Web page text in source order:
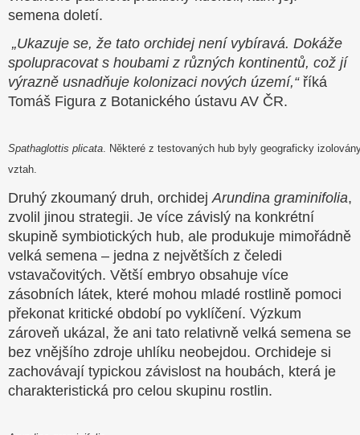
semena doletí.
„Ukazuje se, že tato orchidej není vybíravá. Dokáže
spolupracovat s houbami z různých kontinentů, což jí
výrazně usnadňuje kolonizaci nových území,“říká
Tomáš Figura z Botanického ústavu AV ČR.
Spathaglottis plicata . Některé z testovaných hub byly geograficky
vztah.
Druhý zkoumaný druh, orchidejArundina graminifolia,
zvolil jinou strategii. Je více závislý na konkrétní
skupině symbiotických hub, ale produkuje mimořádně
velká semena – jedna z největších z čeledi
vstavačovitých. Větší embryo obsahuje více
zásobních látek, které mohou mladé rostlině pomoci
překonat kritické období po vyklíčení. Výzkum
zároveň ukázal, že ani tato relativně velká semena se
bez vnějšího zdroje uhlíku neobejdou. Orchideje si
zachovávají typickou závislost na houbách, která je
charakteristická pro celou skupinu rostlin.